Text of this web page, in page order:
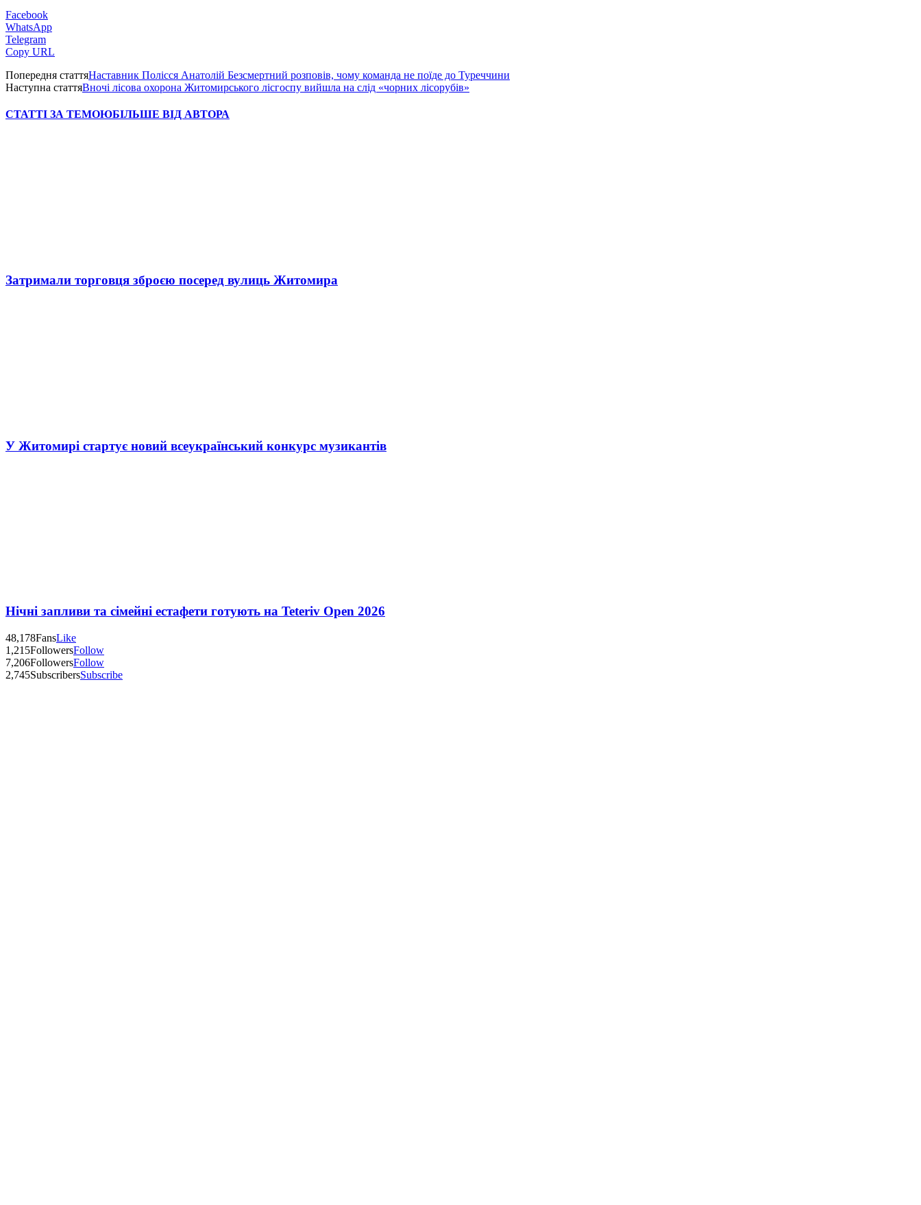
Facebook
WhatsApp
Telegram
Copy URL
Попередня статтяНаставник Полісся Анатолій Безсмертний розповів, чому команда не поїде до Туреччини
Наступна статтяВночі лісова охорона Житомирського лісгоспу вийшла на слід «чорних лісорубів»
СТАТТІ ЗА ТЕМОЮБІЛЬШЕ ВІД АВТОРА
Затримали торговця зброєю посеред вулиць Житомира
У Житомирі стартує новий всеукраїнський конкурс музикантів
Нічні запливи та сімейні естафети готують на Teteriv Open 2026
48,178FansLike
1,215FollowersFollow
7,206FollowersFollow
2,745SubscribersSubscribe